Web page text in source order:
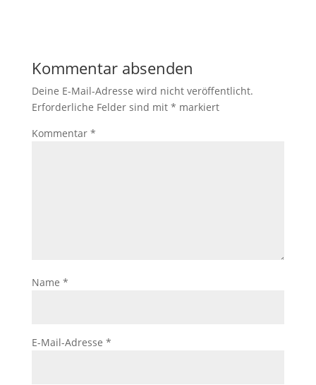
Kommentar absenden
Deine E-Mail-Adresse wird nicht veröffentlicht.
Erforderliche Felder sind mit * markiert
Kommentar *
Name *
E-Mail-Adresse *